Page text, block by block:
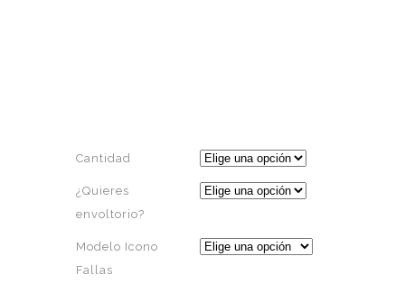
Cantidad
¿Quieres
envoltorio?
Modelo Icono
Fallas